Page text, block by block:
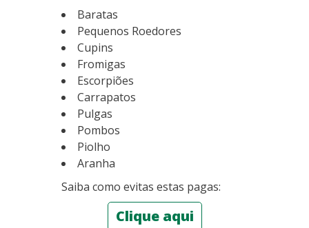
Baratas
Pequenos Roedores
Cupins
Fromigas
Escorpiões
Carrapatos
Pulgas
Pombos
Piolho
Aranha
Saiba como evitas estas pagas:
Clique aqui